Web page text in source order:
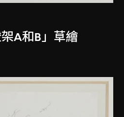
架A和B」草繪